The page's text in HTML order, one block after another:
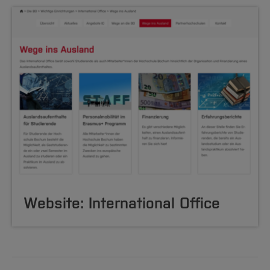
Website: International Office